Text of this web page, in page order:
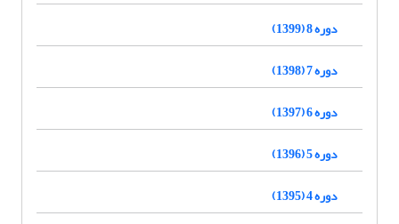
دوره 8 (1399)
دوره 7 (1398)
دوره 6 (1397)
دوره 5 (1396)
دوره 4 (1395)